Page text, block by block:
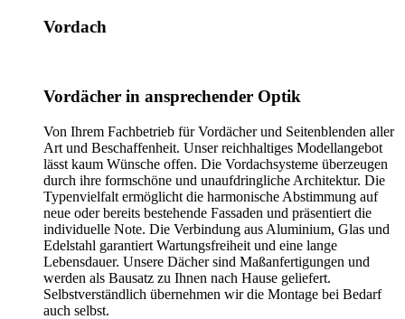
Vordach
Vordächer in ansprechender Optik
Von Ihrem Fachbetrieb für Vordächer und Seitenblenden aller
Art und Beschaffenheit. Unser reichhaltiges Modellangebot
lässt kaum Wünsche offen. Die Vordachsysteme überzeugen
durch ihre formschöne und unaufdringliche Architektur. Die
Typenvielfalt ermöglicht die harmonische Abstimmung auf
neue oder bereits bestehende Fassaden und präsentiert die
individuelle Note. Die Verbindung aus Aluminium, Glas und
Edelstahl garantiert Wartungsfreiheit und eine lange
Lebensdauer. Unsere Dächer sind Maßanfertigungen und
werden als Bausatz zu Ihnen nach Hause geliefert.
Selbstverständlich übernehmen wir die Montage bei Bedarf
auch selbst.